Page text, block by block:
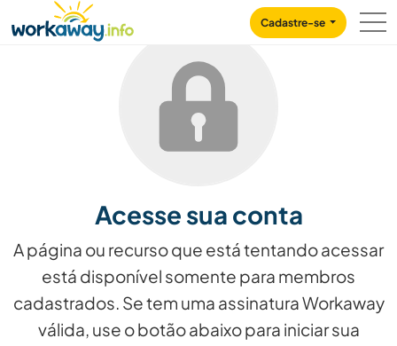
CONTENT
MAIN NAVIGATION
Cadastre-se
Acesse sua conta
A página ou recurso que está tentando acessar
está disponível somente para membros
cadastrados. Se tem uma assinatura Workaway
válida, use o botão abaixo para iniciar sua